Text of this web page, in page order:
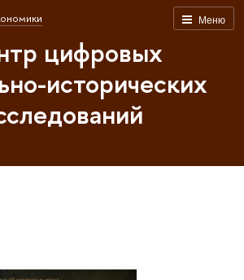
Меню
цифровых
исторических